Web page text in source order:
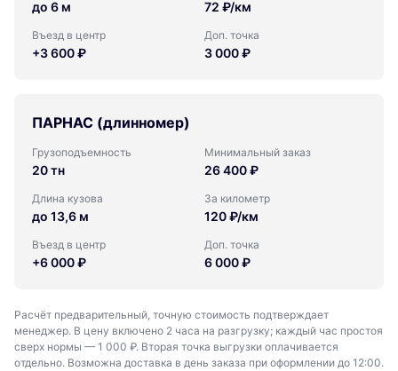
до 6 м 72 ₽/км
Въезд в центр
+3 600 ₽
Доп. точка
3 000 ₽
ПАРНАС (длинномер)
Грузоподъемность
20 тн
Минимальный заказ
26 400 ₽
Длина кузова
до 13,6 м
За километр
120 ₽/км
Въезд в центр
+6 000 ₽
Доп. точка
6 000 ₽
Расчёт предварительный, точную стоимость подтверждает
менеджер. В цену включено 2 часа на разгрузку; каждый час простоя
сверх нормы — 1 000 ₽. Вторая точка выгрузки оплачивается
отдельно. Возможна доставка в день заказа при оформлении до 12:00.